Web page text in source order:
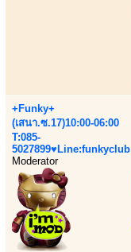
+Funky+
(เสนา.ซ.17)10:00-06:00
T:085-
5027899♥Line:funkyclub
Moderator